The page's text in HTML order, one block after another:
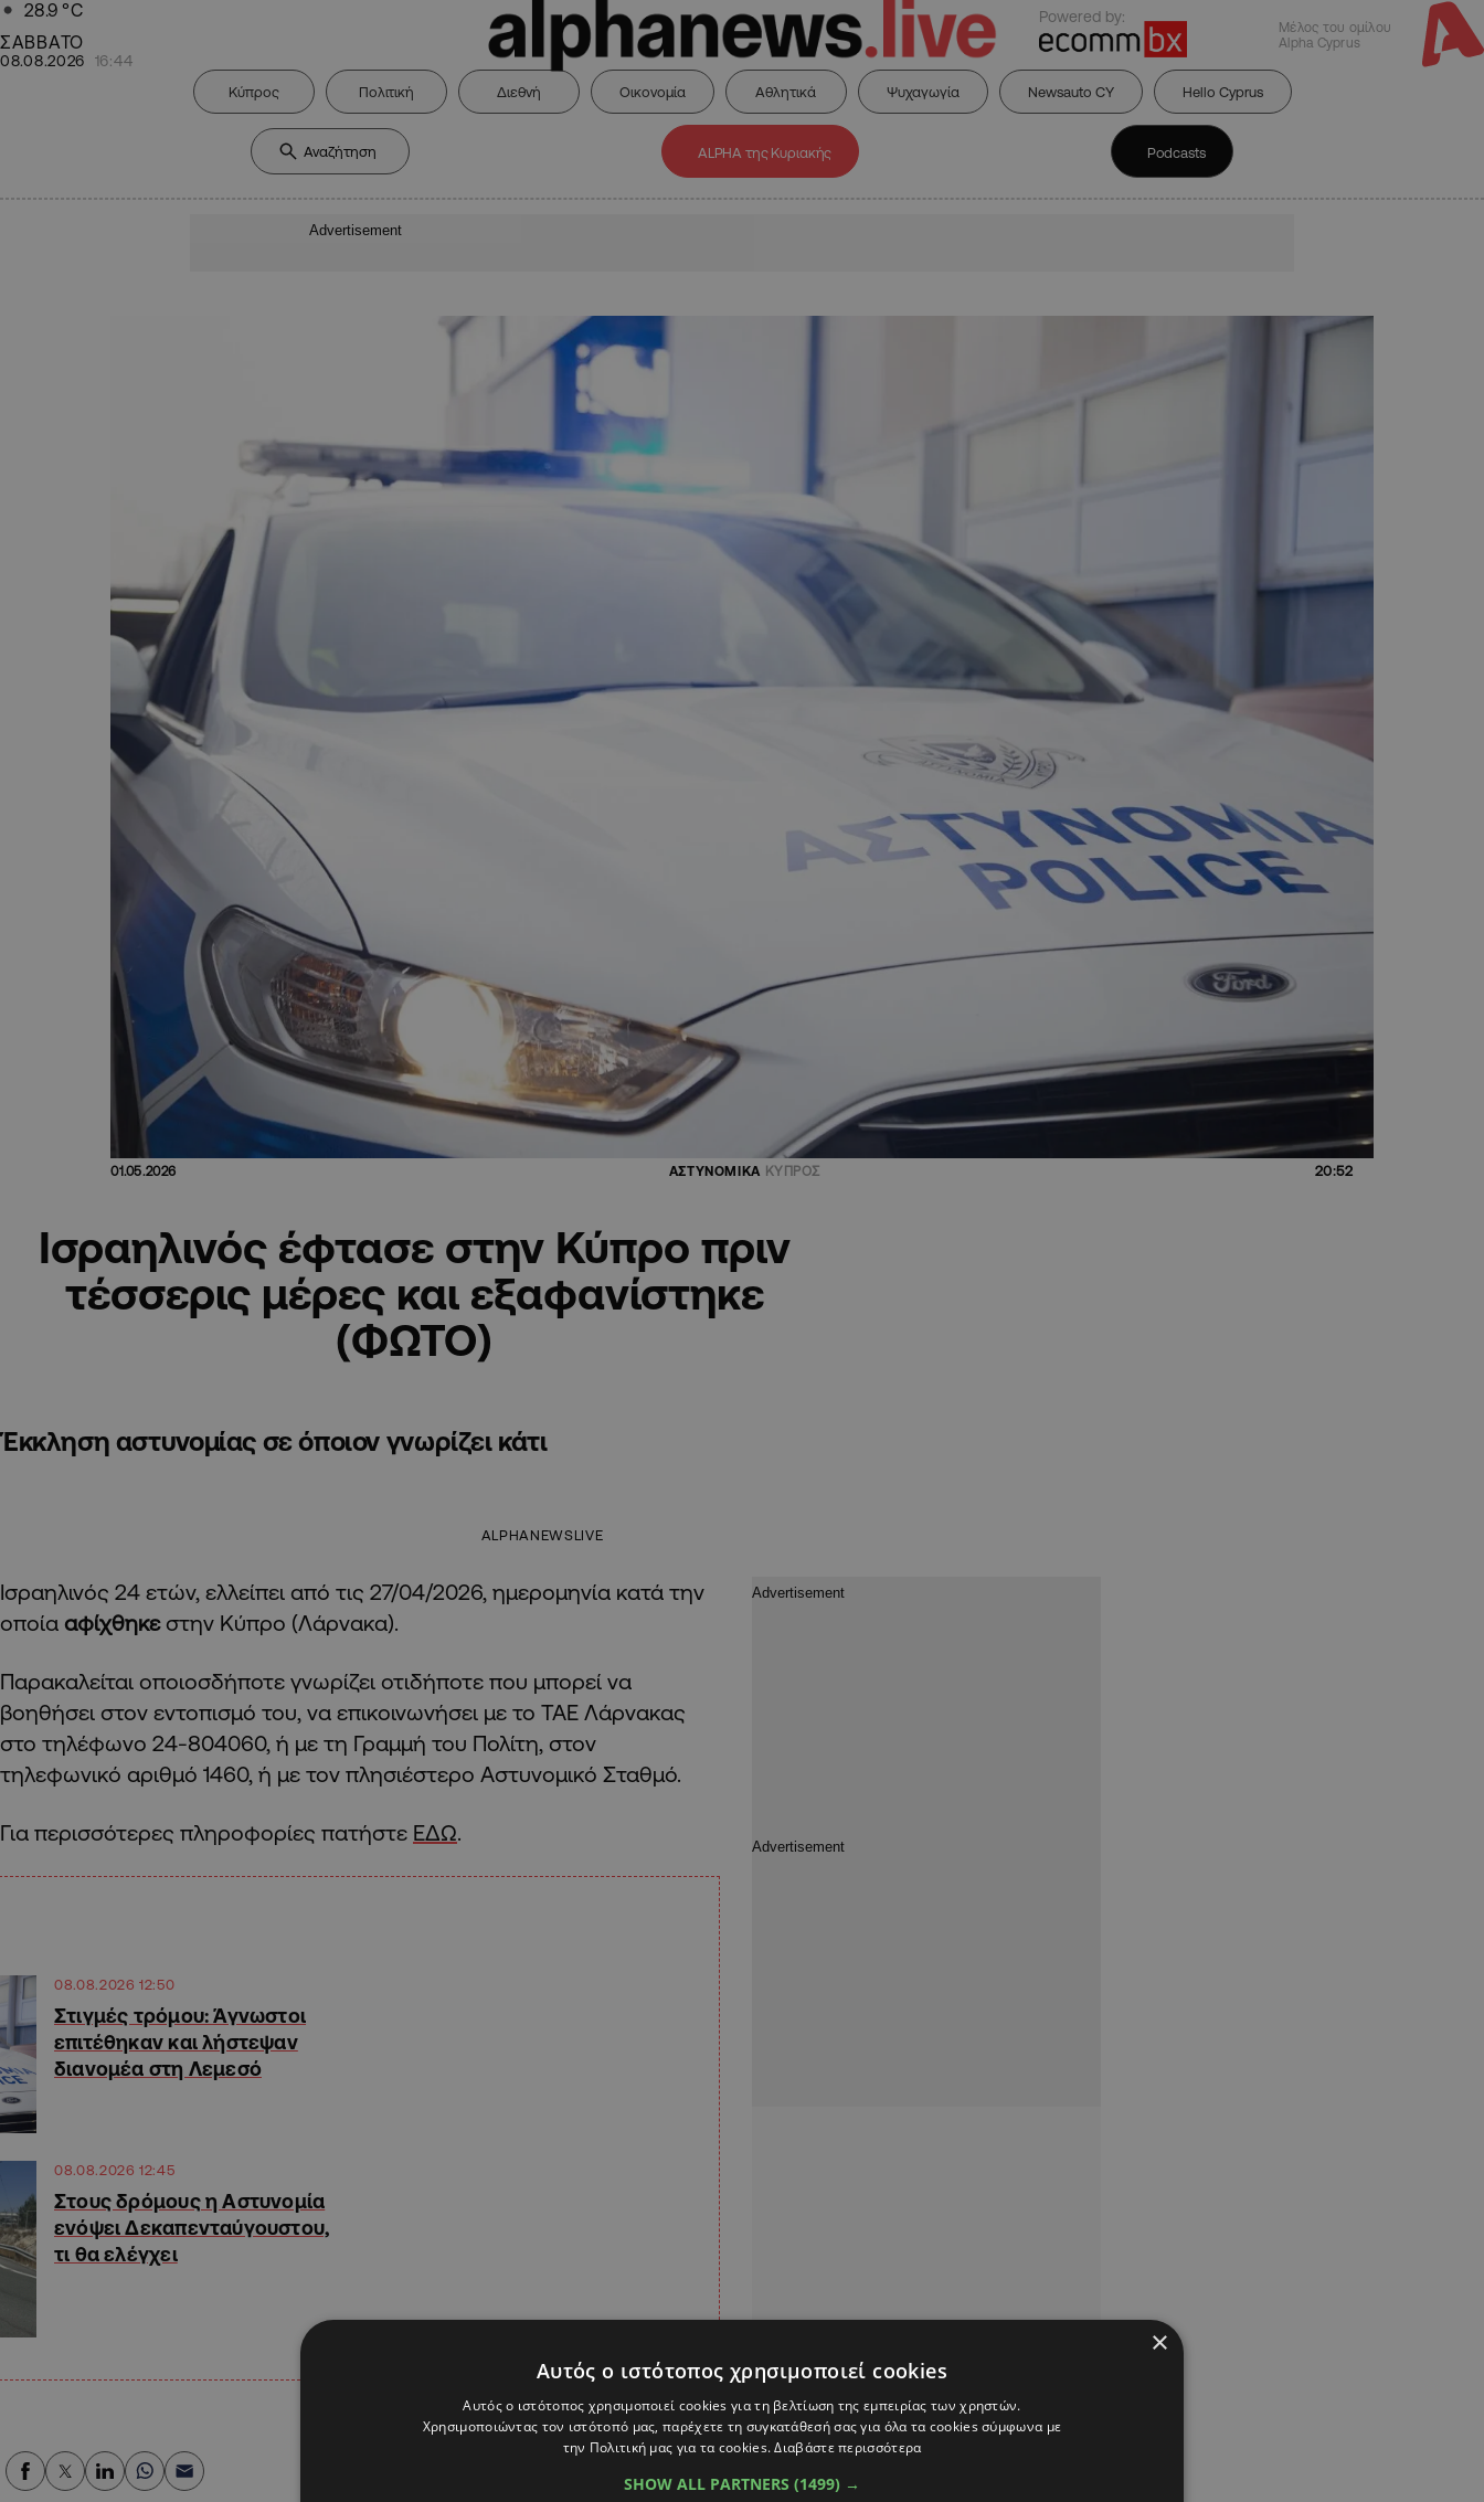
28.9 °C
ΣΑΒΒΑΤΟ
08.08.2026 16:44
Powered by:
Μέλος του ομίλου
Alpha Cyprus
Κύπρος Πολιτική Διεθνή Οικονομία Αθλητικά Ψυχαγωγία Newsauto CY Hello Cyprus
ALPHA της Κυριακής Podcasts
Advertisement
01.05.2026 ΑΣΤΥΝΟΜΙΚΑ ΚΥΠΡΟΣ 20:52
Ισραηλινός έφτασε στην Κύπρο πριν
τέσσερις μέρες και εξαφανίστηκε
(ΦΩΤΟ)
Έκκληση αστυνομίας σε όποιον γνωρίζει κάτι
ALPHANEWSLIVE
Ισραηλινός 24 ετών, ελλείπει από τις 27/04/2026, ημερομηνία κατά την
οποία αφίχθηκε στην Κύπρο (Λάρνακα).
Παρακαλείται οποιοσδήποτε γνωρίζει οτιδήποτε που μπορεί να
βοηθήσει στον εντοπισμό του, να επικοινωνήσει με το ΤΑΕ Λάρνακας
στο τηλέφωνο 24-804060, ή με τη Γραμμή του Πολίτη, στον
τηλεφωνικό αριθμό 1460, ή με τον πλησιέστερο Αστυνομικό Σταθμό.
Για περισσότερες πληροφορίες πατήστε ΕΔΩ.
08.08.2026 12:50
Στιγμές τρόμου: Άγνωστοι
επιτέθηκαν και λήστεψαν
διανομέα στη Λεμεσό
08.08.2026 12:45
Στους δρόμους η Αστυνομία
ενόψει Δεκαπενταύγουστου,
τι θα ελέγχει
×
Αυτός ο ιστότοπος χρησιμοποιεί cookies
Αυτός ο ιστότοπος χρησιμοποιεί cookies για τη βελτίωση της εμπειρίας των χρηστών.
Χρησιμοποιώντας τον ιστότοπό μας, παρέχετε τη συγκατάθεσή σας για όλα τα cookies σύμφωνα με
την Πολιτική μας για τα cookies.Διαβάστε περισσότερα
SHOW ALL PARTNERS (1499) →